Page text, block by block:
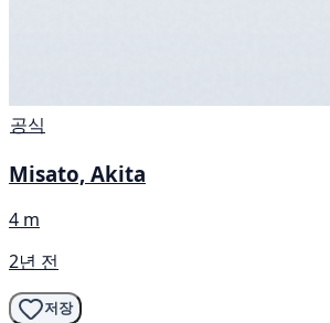
공식
Misato, Akita
4 m
2년 전
저장